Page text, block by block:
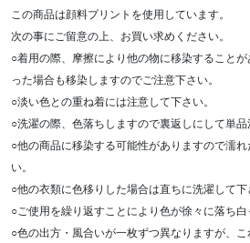
この商品は顔料プリントを使用しています。
次の事にご留意の上、お買い求めください。
○着用の際、摩擦により他の物に移染すること
った場合も移染しますのでご注意下さい。
○淡い色との重ね着には注意して下さい。
○洗濯の際、色落ちしますので裏返しにして単品
○他の商品に移染する可能性がありますので濡
い。
○他の衣類に色移りした場合は直ちに洗濯して下
○ご使用を繰り返すことにより色が徐々に落ち白
○色の出方・風合いが一枚ずつ異なりますが、こ